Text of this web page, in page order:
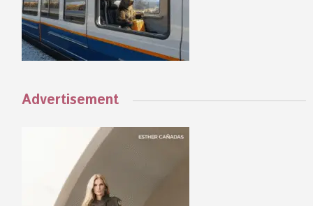
Advertisement